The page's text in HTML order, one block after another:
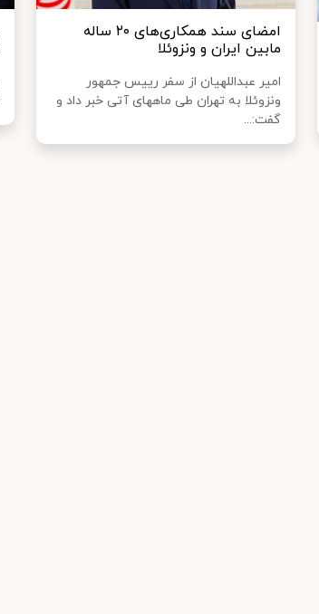
امضای سند همکاری‌های ۲۰ ساله
مابین ایران و ونزوئلا
امیر عبداللهیان از سفر رییس جمهور
ونزوئلا به تهران طی ماههای آتی خبر داد و
گفت:...